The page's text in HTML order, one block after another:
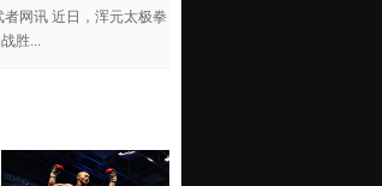
者网讯 近日，浑元太极拳
胜...